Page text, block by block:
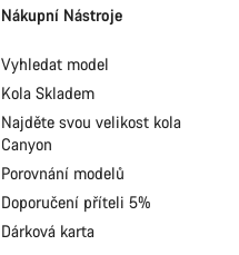
Nákupní Nástroje
Vyhledat model
Kola Skladem
Najděte svou velikost kola
Canyon
Porovnání modelů
Doporučení příteli 5%
Dárková karta